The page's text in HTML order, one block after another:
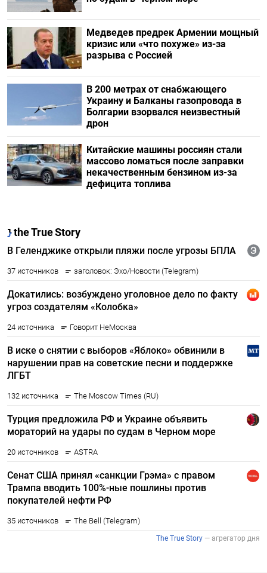
Медведев предрек Армении мощный
кризис или «что похуже» из-за
разрыва с Россией
В 200 метрах от снабжающего
Украину и Балканы газопровода в
Болгарии взорвался неизвестный
дрон
Китайские машины россиян стали
массово ломаться после заправки
некачественным бензином из-за
дефицита топлива